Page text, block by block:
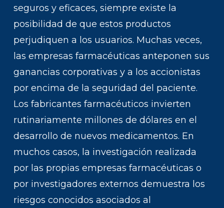
seguros y eficaces, siempre existe la
posibilidad de que estos productos
perjudiquen a los usuarios. Muchas veces,
las empresas farmacéuticas anteponen sus
ganancias corporativas y a los accionistas
por encima de la seguridad del paciente.
Los fabricantes farmacéuticos invierten
rutinariamente millones de dólares en el
desarrollo de nuevos medicamentos. En
muchos casos, la investigación realizada
por las propias empresas farmacéuticas o
por investigadores externos demuestra los
riesgos conocidos asociados al